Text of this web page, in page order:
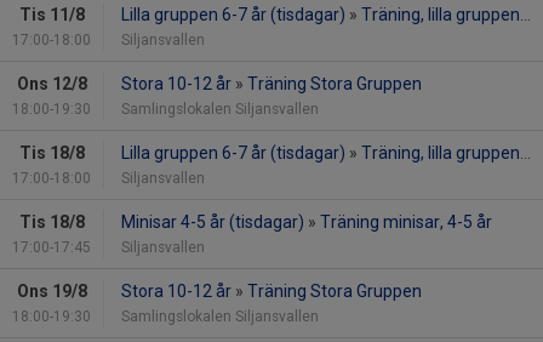
Tis 11/8
17:00-18:00
Lilla gruppen 6-7 år (tisdagar) » Träning, lilla gruppen 6-7 år (tisdagar)
Siljansvallen
Ons 12/8
18:00-19:30
Stora 10-12 år » Träning Stora Gruppen
Samlingslokalen Siljansvallen
Tis 18/8
17:00-18:00
Lilla gruppen 6-7 år (tisdagar) » Träning, lilla gruppen 6-7 år (tisdagar)
Siljansvallen
Tis 18/8
17:00-17:45
Minisar 4-5 år (tisdagar) » Träning minisar, 4-5 år
Siljansvallen
Ons 19/8
18:00-19:30
Stora 10-12 år » Träning Stora Gruppen
Samlingslokalen Siljansvallen